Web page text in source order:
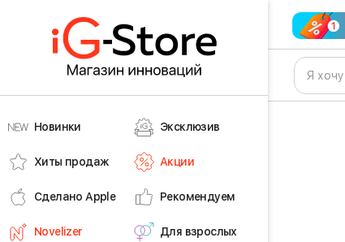
Новинки Эксклюзив
Хиты продаж Акции
Сделано Apple Рекомендуем
Novelizer Для взрослых